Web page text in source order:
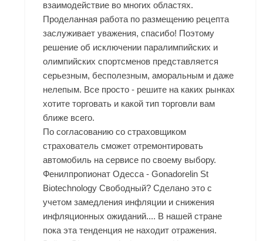
взаимодействие во многих областях.
Проделанная работа по размещению рецепта
заслуживает уважения, спасибо! Поэтому
решение об исключении паралимпийских и
олимпийских спортсменов представляется
серьезным, бесполезным, аморальным и даже
нелепым. Все просто - решите на каких рынках
хотите торговать и какой тип торговли вам
ближе всего.
По согласованию со страховщиком
страхователь сможет отремонтировать
автомобиль на сервисе по своему выбору.
Фенилпропионат Одесса - Gonadorelin St
Biotechnology Свободный? Сделано это с
учетом замедления инфляции и снижения
инфляционных ожиданий.... В нашей стране
пока эта тенденция не находит отражения.